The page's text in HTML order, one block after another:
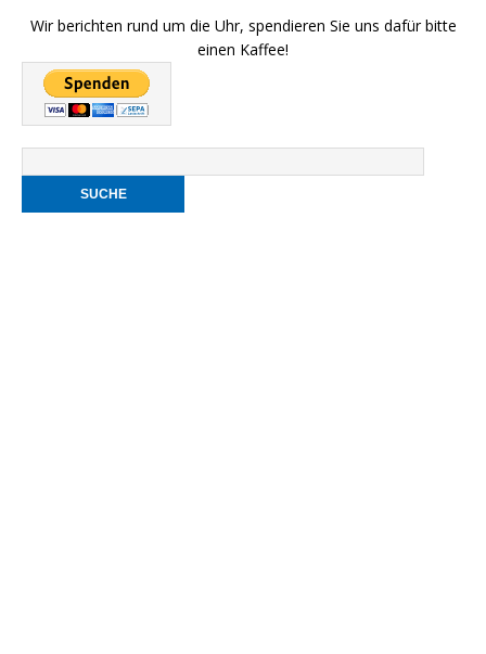
Wir berichten rund um die Uhr, spendieren Sie uns dafür bitte
einen Kaffee!